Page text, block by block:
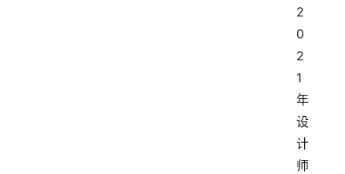
2
0
2
1
年
设
计
师